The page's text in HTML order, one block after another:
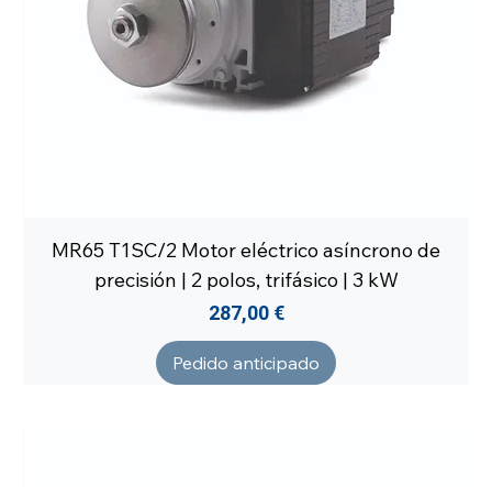
MR65 T1SC/2 Motor eléctrico asíncrono de
precisión | 2 polos, trifásico | 3 kW
Precio
287,00 €
Pedido anticipado